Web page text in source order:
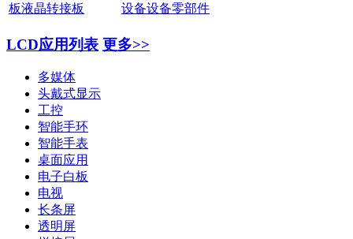
板液晶转接板
设备设备零部件
LCD应用列表 更多>>
多媒体
头戴式显示
工控
智能手环
智能手表
桌面应用
电子白板
电视
长条屏
透明屏